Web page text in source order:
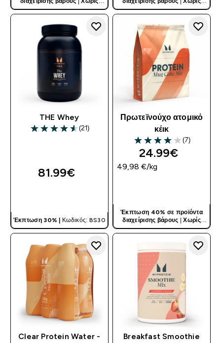
Κωδικό
Κωδικό
THE Whey
4.57 out of 5 stars
(21)
81.99€‎
Έκπτωση 30% | Κωδικός: BS30
Πρωτεϊνούχο ατομικό
κέικ
4 out of 5 stars
(7)
24.99€‎
49,98 €‎/kg
Έκπτωση 40% σε προϊόντα
διαχείρισης βάρους |Χωρίς
Κωδικό
Clear Protein Water -
Breakfast Smoothie